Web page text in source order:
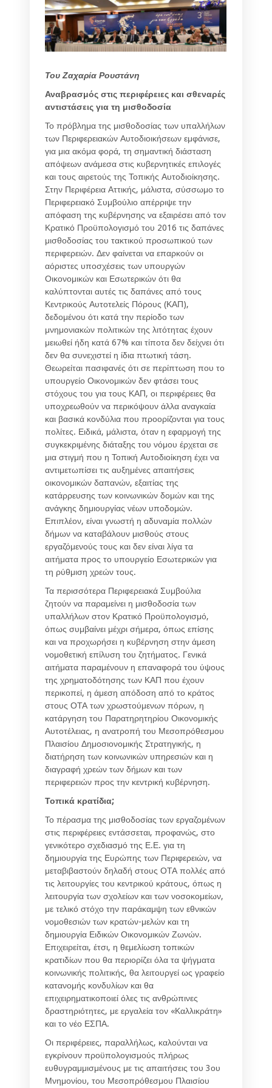
Του Ζαχαρία Ρουστάνη
Αναβρασμός στις περιφέρειες και σθεναρές
αντιστάσεις για τη μισθοδοσία
Το πρόβλημα της μισθοδοσίας των υπαλλήλων
των Περιφερειακών Αυτοδιοικήσεων εμφάνισε,
για μια ακόμα φορά, τη σημαντική διάσταση
απόψεων ανάμεσα στις κυβερνητικές επιλογές
και τους αιρετούς της Τοπικής Αυτοδιοίκησης.
Στην Περιφέρεια Αττικής, μάλιστα, σύσσωμο το
Περιφερειακό Συμβούλιο απέρριψε την
απόφαση της κυβέρνησης να εξαιρέσει από τον
Κρατικό Προϋπολογισμό του 2016 τις δαπάνες
μισθοδοσίας του τακτικού προσωπικού των
περιφερειών. Δεν φαίνεται να επαρκούν οι
αόριστες υποσχέσεις των υπουργών
Οικονομικών και Εσωτερικών ότι θα
καλύπτονται αυτές τις δαπάνες από τους
Κεντρικούς Αυτοτελείς Πόρους (ΚΑΠ),
δεδομένου ότι κατά την περίοδο των
μνημονιακών πολιτικών της λιτότητας έχουν
μειωθεί ήδη κατά 67% και τίποτα δεν δείχνει ότι
δεν θα συνεχιστεί η ίδια πτωτική τάση.
Θεωρείται πασιφανές ότι σε περίπτωση που το
υπουργείο Οικονομικών δεν φτάσει τους
στόχους του για τους ΚΑΠ, οι περιφέρειες θα
υποχρεωθούν να περικόψουν άλλα αναγκαία
και βασικά κονδύλια που προορίζονται για τους
πολίτες. Ειδικά, μάλιστα, όταν η εφαρμογή της
συγκεκριμένης διάταξης του νόμου έρχεται σε
μια στιγμή που η Τοπική Αυτοδιοίκηση έχει να
αντιμετωπίσει τις αυξημένες απαιτήσεις
οικονομικών δαπανών, εξαιτίας της
κατάρρευσης των κοινωνικών δομών και της
ανάγκης δημιουργίας νέων υποδομών.
Επιπλέον, είναι γνωστή η αδυναμία πολλών
δήμων να καταβάλουν μισθούς στους
εργαζόμενούς τους και δεν είναι λίγα τα
αιτήματα προς το υπουργείο Εσωτερικών για
τη ρύθμιση χρεών τους.
Τα περισσότερα Περιφερειακά Συμβούλια
ζητούν να παραμείνει η μισθοδοσία των
υπαλλήλων στον Κρατικό Προϋπολογισμό,
όπως συμβαίνει μέχρι σήμερα, όπως επίσης
και να προχωρήσει η κυβέρνηση στην άμεση
νομοθετική επίλυση του ζητήματος. Γενικά
αιτήματα παραμένουν η επαναφορά του ύψους
της χρηματοδότησης των ΚΑΠ που έχουν
περικοπεί, η άμεση απόδοση από το κράτος
στους ΟΤΑ των χρωστούμενων πόρων, η
κατάργηση του Παρατηρητηρίου Οικονομικής
Αυτοτέλειας, η ανατροπή του Μεσοπρόθεσμου
Πλαισίου Δημοσιονομικής Στρατηγικής, η
διατήρηση των κοινωνικών υπηρεσιών και η
διαγραφή χρεών των δήμων και των
περιφερειών προς την κεντρική κυβέρνηση.
Τοπικά κρατίδια;
Το πέρασμα της μισθοδοσίας των εργαζομένων
στις περιφέρειες εντάσσεται, προφανώς, στο
γενικότερο σχεδιασμό της Ε.Ε. για τη
δημιουργία της Ευρώπης των Περιφερειών, να
μεταβιβαστούν δηλαδή στους ΟΤΑ πολλές από
τις λειτουργίες του κεντρικού κράτους, όπως η
λειτουργία των σχολείων και των νοσοκομείων,
με τελικό στόχο την παράκαμψη των εθνικών
νομοθεσιών των κρατών-μελών και τη
δημιουργία Ειδικών Οικονομικών Ζωνών.
Επιχειρείται, έτσι, η θεμελίωση τοπικών
κρατιδίων που θα περιορίζει όλα τα ψήγματα
κοινωνικής πολιτικής, θα λειτουργεί ως γραφείο
κατανομής κονδυλίων και θα
επιχειρηματικοποιεί όλες τις ανθρώπινες
δραστηριότητες, με εργαλεία τον «Καλλικράτη»
και το νέο ΕΣΠΑ.
Οι περιφέρειες, παραλλήλως, καλούνται να
εγκρίνουν προϋπολογισμούς πλήρως
ευθυγραμμισμένους με τις απαιτήσεις του 3ου
Μνημονίου, του Μεσοπρόθεσμου Πλαισίου